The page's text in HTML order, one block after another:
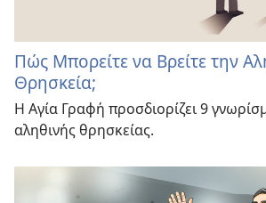
Πώς Μπορείτε να Βρείτε την
Θρησκεία;
Η Αγία Γραφή προσδιορίζει 9
αληθινής θρησκείας.